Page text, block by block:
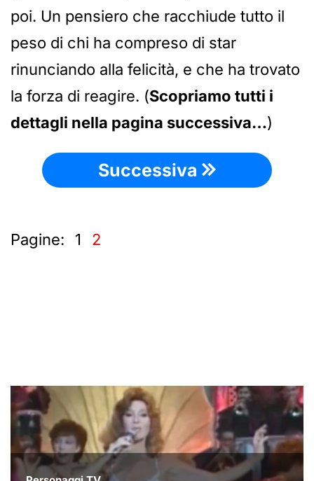
poi. Un pensiero che racchiude tutto il
peso di chi ha compreso di star
rinunciando alla felicità, e che ha trovato
la forza di reagire. (Scopriamo tutti i
dettagli nella pagina successiva…)
Successiva
Pagine: 1 2